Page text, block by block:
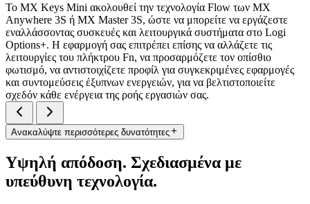
Το MX Keys Mini ακολουθεί την τεχνολογία Flow των MX
Anywhere 3S ή MX Master 3S, ώστε να μπορείτε να εργάζεστε
εναλλάσσοντας συσκευές και λειτουργικά συστήματα στο Logi
Options+. Η εφαρμογή σας επιτρέπει επίσης να αλλάζετε τις
λειτουργίες του πλήκτρου Fn, να προσαρμόζετε τον οπίσθιο
φωτισμό, να αντιστοιχίζετε προφίλ για συγκεκριμένες εφαρμογές
και συντομεύσεις έξυπνων ενεργειών, για να βελτιστοποιείτε
σχεδόν κάθε ενέργεια της ροής εργασιών σας.
Ανακαλύψτε περισσότερες δυνατότητες
Υψηλή απόδοση. Σχεδιασμένα με
υπεύθυνη τεχνολογία.